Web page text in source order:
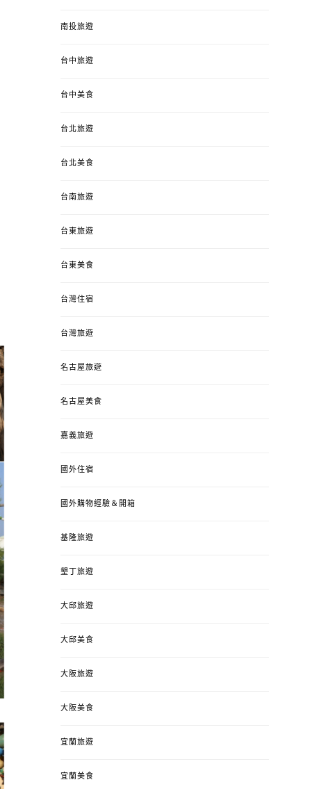
南投旅遊
台中旅遊
台中美食
台北旅遊
台北美食
台南旅遊
台東旅遊
台東美食
台灣住宿
台灣旅遊
名古屋旅遊
名古屋美食
嘉義旅遊
國外住宿
國外購物經驗＆開箱
基隆旅遊
墾丁旅遊
大邱旅遊
大邱美食
大阪旅遊
大阪美食
宜蘭旅遊
宜蘭美食